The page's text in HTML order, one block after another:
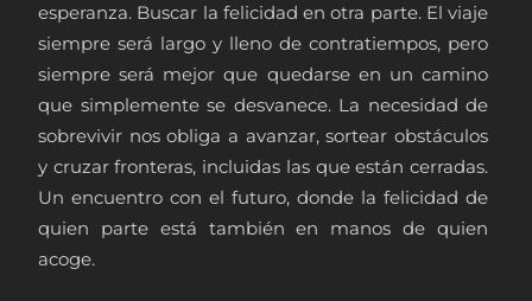
esperanza. Buscar la felicidad en otra parte. El viaje
siempre será largo y lleno de contratiempos, pero
siempre será mejor que quedarse en un camino
que simplemente se desvanece. La necesidad de
sobrevivir nos obliga a avanzar, sortear obstáculos
y cruzar fronteras, incluidas las que están cerradas.
Un encuentro con el futuro, donde la felicidad de
quien parte está también en manos de quien
acoge.